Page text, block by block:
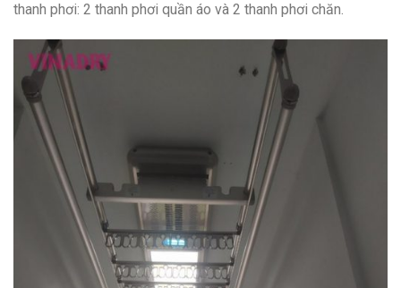
thanh phơi: 2 thanh phơi quần áo và 2 thanh phơi chăn.